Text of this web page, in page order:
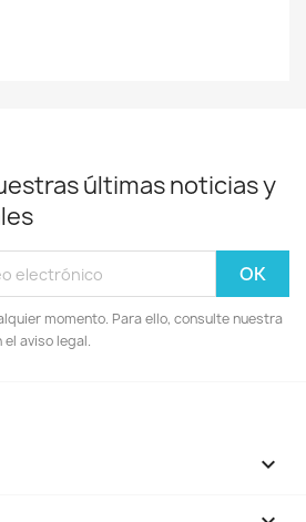
últimas noticias y
momento. Para ello, consulte nuestra
aviso legal.
